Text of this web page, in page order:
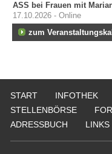
ASS bei Frauen mit
17.10.2026 - Online
zum
START INFOTHEK
STELLENBÖRSE
ADRESSBUCH
LINKS